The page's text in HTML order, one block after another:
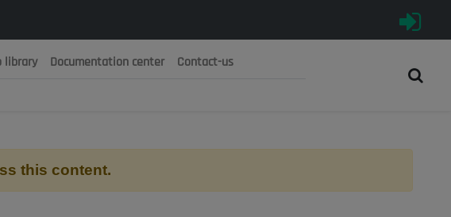
الجزائرية الديمقراطية الشعبية
library Documentation center Contact-us
this content.